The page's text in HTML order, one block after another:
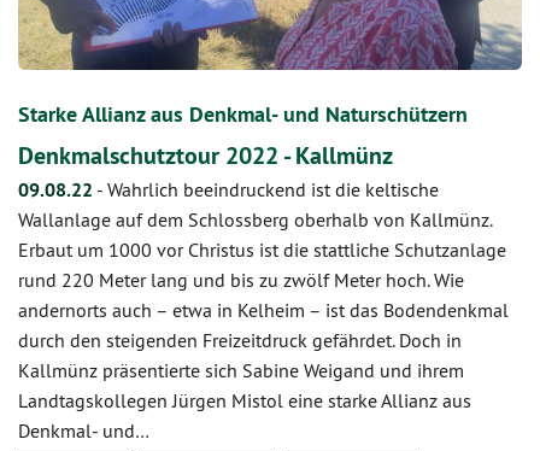
Starke Allianz aus Denkmal- und Naturschützern
Denkmalschutztour 2022 - Kallmünz
09.08.22 - Wahrlich beeindruckend ist die keltische
Wallanlage auf dem Schlossberg oberhalb von Kallmünz.
Erbaut um 1000 vor Christus ist die stattliche Schutzanlage
rund 220 Meter lang und bis zu zwölf Meter hoch. Wie
andernorts auch – etwa in Kelheim – ist das Bodendenkmal
durch den steigenden Freizeitdruck gefährdet. Doch in
Kallmünz präsentierte sich Sabine Weigand und ihrem
Landtagskollegen Jürgen Mistol eine starke Allianz aus
Denkmal- und…